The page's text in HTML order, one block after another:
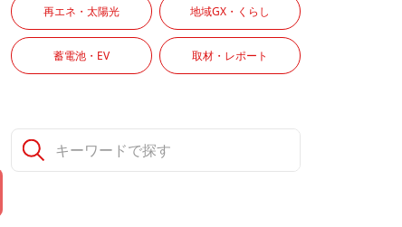
再エネ・太陽光 地域GX・くらし
蓄電池・EV 取材・レポート